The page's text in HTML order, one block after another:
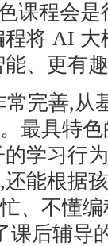
课程会
将 AI
、更有
常完善,从
最具特
学习行
能根据
、不懂
课后辅导